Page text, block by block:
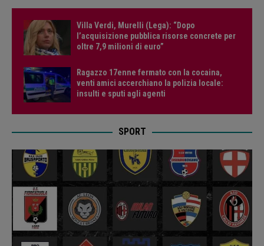
Villa Verdi, Murelli (Lega): “Dopo
l’acquisizione pubblica risorse concrete per
oltre 7,9 milioni di euro”
Ragazzo 17enne fermato con la cocaina,
venti amici accerchiano la polizia locale:
insulti e sputi agli agenti
SPORT